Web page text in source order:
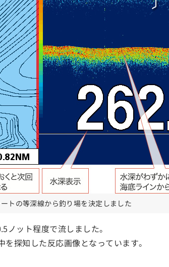
トの等深線から釣り場を決定しました
ノット程度で流しました。
探知した反応画像となっています。